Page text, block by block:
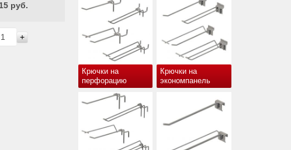
Крючки на
перфорацию
Крючки на
экономпанель
руб.
+